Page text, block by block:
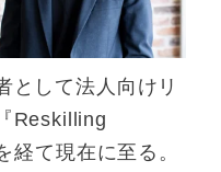
として法人向けリ
Reskilling
経て現在に至る。